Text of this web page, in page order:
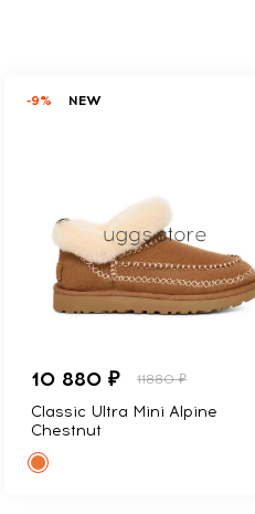
-9% NEW
10 880 ₽ 11880 ₽
Classic Ultra Mini Alpine
Chestnut